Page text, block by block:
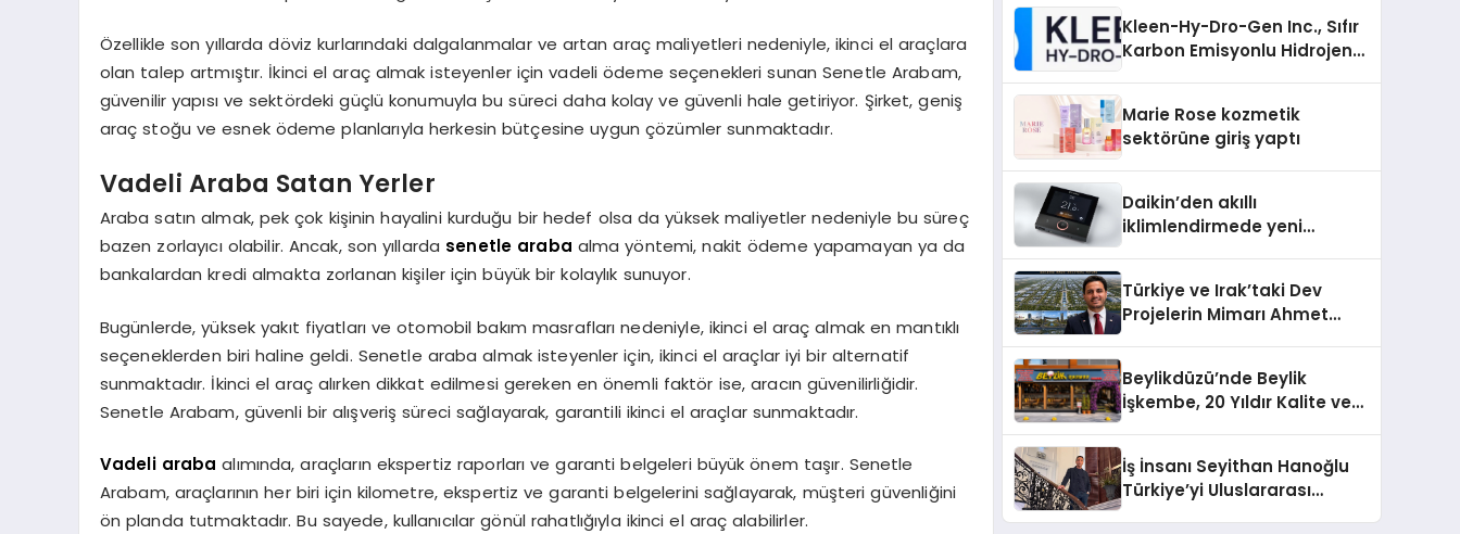
Özellikle son yıllarda döviz kurlarındaki dalgalanmalar ve artan araç maliyetleri nedeniyle, ikinci el araçlara
olan talep artmıştır. İkinci el araç almak isteyenler için vadeli ödeme seçenekleri sunan Senetle Arabam,
güvenilir yapısı ve sektördeki güçlü konumuyla bu süreci daha kolay ve güvenli hale getiriyor. Şirket, geniş
araç stoğu ve esnek ödeme planlarıyla herkesin bütçesine uygun çözümler sunmaktadır.
Vadeli Araba Satan Yerler
Araba satın almak, pek çok kişinin hayalini kurduğu bir hedef olsa da yüksek maliyetler nedeniyle bu süreç
bazen zorlayıcı olabilir. Ancak, son yıllarda senetle araba alma yöntemi, nakit ödeme yapamayan ya da
bankalardan kredi almakta zorlanan kişiler için büyük bir kolaylık sunuyor.
Bugünlerde, yüksek yakıt fiyatları ve otomobil bakım masrafları nedeniyle, ikinci el araç almak en mantıklı
seçeneklerden biri haline geldi. Senetle araba almak isteyenler için, ikinci el araçlar iyi bir alternatif
sunmaktadır. İkinci el araç alırken dikkat edilmesi gereken en önemli faktör ise, aracın güvenilirliğidir.
Senetle Arabam, güvenli bir alışveriş süreci sağlayarak, garantili ikinci el araçlar sunmaktadır.
Vadeli araba alımında, araçların ekspertiz raporları ve garanti belgeleri büyük önem taşır. Senetle
Arabam, araçlarının her biri için kilometre, ekspertiz ve garanti belgelerini sağlayarak, müşteri güvenliğini
ön planda tutmaktadır. Bu sayede, kullanıcılar gönül rahatlığıyla ikinci el araç alabilirler.
Kleen-Hy-Dro-Gen Inc., Sıfır
Karbon Emisyonlu Hidrojen
Aldı
Marie Rose kozmetik
sektörüne giriş yaptı
Daikin’den akıllı
iklimlendirmede yeni
Türkiye ve Irak’taki Dev
Projelerin Mimarı Ahmet
Holding Industrial City”
Projesini Hayata Geçirecek
Beylikdüzü’nde Beylik
İşkembe, 20 Yıldır Kalite ve
İş İnsanı Seyithan Hanoğlu
Türkiye’yi Uluslararası